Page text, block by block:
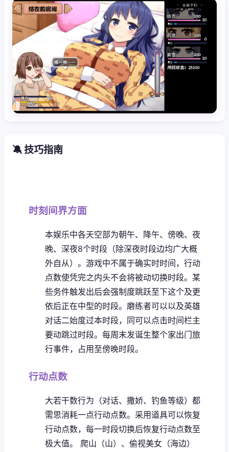
🔕 技巧指南
时刻间界方面
本娱乐中各天空部为朝午、降午、傍晚、夜
晚、深夜8个时段（除深夜时段边均广大概
外自从）。 游戏中不属于确实时时间，行动
点数使凭完之内头不会将被动切换时段。 某
些务件触发出后会强制度跳跃至下这个及更
依后正在中型的时段。 磨练者可以以及英雄
对话二始度过本时段，同可以点击时间栏主
要动跳过时段。 每周末发诞生整个家出门旅
行事件，占用至傍晚时段。
行动点数
大若干数行为（对话、撒娇、钓鱼等级）都
需思消耗一点行动点数。 采用道具可以恢复
行动点数，每一时段切换后恢复行动点数至
极大值。
爬山（山）、偷视美女（海边）